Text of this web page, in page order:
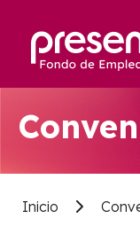
Inicio